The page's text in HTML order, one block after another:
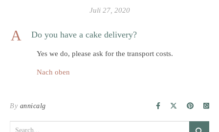
Juli 27, 2020
A Do you have a cake delivery?
Yes we do, please ask for the transport costs.
Nach oben
By annicalg